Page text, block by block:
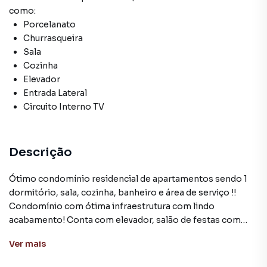
como:
Porcelanato
Churrasqueira
Sala
Cozinha
Elevador
Entrada Lateral
Circuito Interno TV
Descrição
Ótimo condomínio residencial de apartamentos sendo 1
dormitório, sala, cozinha, banheiro e área de serviço !!
Condomínio com ótima infraestrutura com lindo
acabamento! Conta com elevador, salão de festas com
muitos comércios e fácil acesso as principais vias da
Ver mais